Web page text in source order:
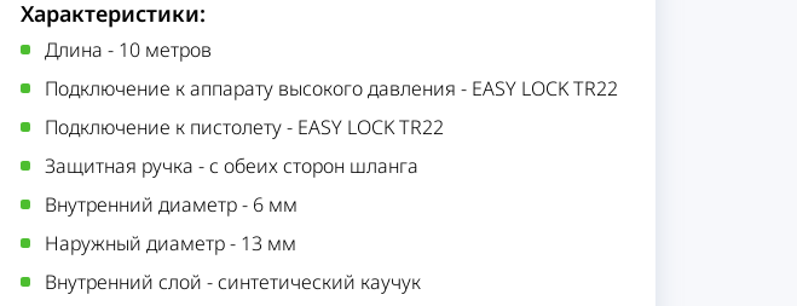
Характеристики:
Длина - 10 метров
Подключение к аппарату высокого давления - EASY LOCK TR22
Подключение к пистолету- EASY LOCK TR22
Защитная ручка -с обеих сторон шланга
Внутренний диаметр- 6 мм
Наружный диаметр- 13 мм
Внутренний слой -синтетический каучук